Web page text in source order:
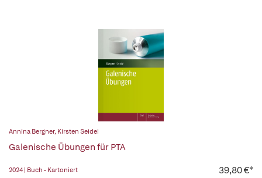
Annina Bergner, Kirsten Seidel
Galenische Übungen für PTA
2024 | Buch - Kartoniert 39,80 €*